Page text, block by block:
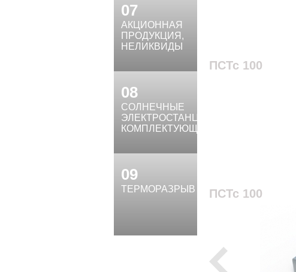
07
АКЦИОННАЯ
ПРОДУКЦИЯ,
НЕЛИКВИДЫ
08
СОЛНЕЧНЫЕ
ЭЛЕКТРОСТАНЦИИ,
КОМПЛЕКТУЮЩИЕ
09
ТЕРМОРАЗРЫВ
ПСТс 100
ПСТс 100